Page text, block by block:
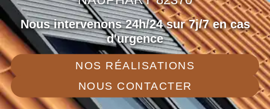
Nous intervenons 24h/24 sur 7j/7 en cas
d'urgence
NOS RÉALISATIONS
NOUS CONTACTER